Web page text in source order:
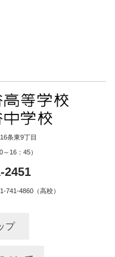
条東9丁目
16：45）
2451
741-4860（高校）
プ